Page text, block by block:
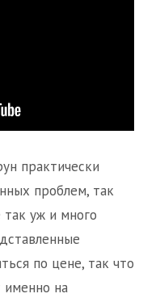
практически
проблем, так
уж и много
по цене, так что
именно на